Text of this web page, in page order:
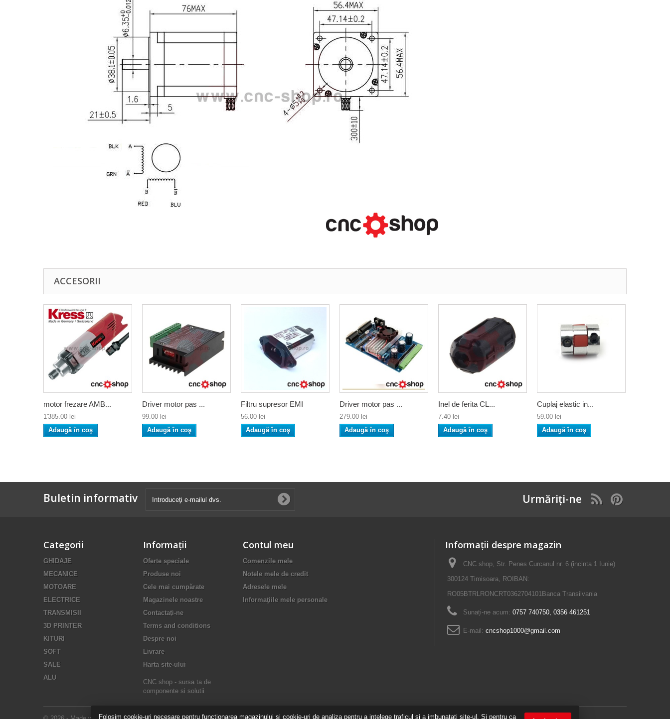
ACCESORII
motor frezare AMB...
1'385.00 lei
Adaugă în coş
Driver motor pas ...
99.00 lei
Adaugă în coş
Filtru supresor EMI
56.00 lei
Adaugă în coş
Driver motor pas ...
279.00 lei
Adaugă în coş
Inel de ferita CL...
7.40 lei
Adaugă în coş
Cuplaj elastic in...
59.00 lei
Adaugă în coş
Buletin informativ Urmăriți-ne
Categorii
GHIDAJE
MECANICE
MOTOARE
ELECTRICE
TRANSMISII
3D PRINTER
KITURI
SOFT
SALE
ALU
Informaţii
Oferte speciale
Produse noi
Cele mai cumpărate
Magazinele noastre
Contactați-ne
Terms and conditions
Despre noi
Livrare
Harta site-ului
CNC shop - sursa ta de
componente si solutii
Contul meu
Comenzile mele
Notele mele de credit
Adresele mele
Informaţiile mele personale
Informații despre magazin
CNC shop, Str. Penes Curcanul nr. 6 (incinta 1 Iunie)
300124 Timisoara, ROIBAN:
RO05BTRLRONCRT0362704101Banca Transilvania
Sunați-ne acum: 0757 740750, 0356 461251
E-mail: cncshop1000@gmail.com
Folosim cookie-uri necesare pentru functionarea magazinului si cookie-uri de analiza pentru a intelege traficul si a imbunatati site-ul. Si pentru ca